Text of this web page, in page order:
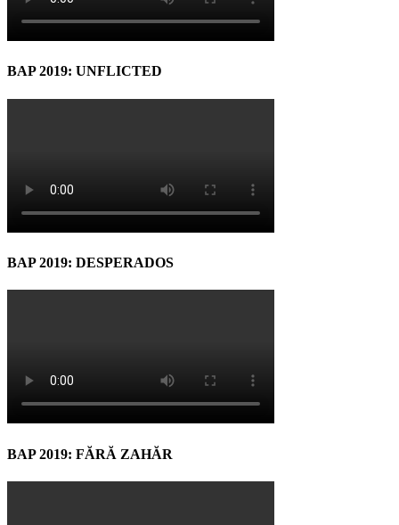
BAP 2019: UNFLICTED
BAP 2019: DESPERADOS
BAP 2019: FĂRĂ ZAHĂR